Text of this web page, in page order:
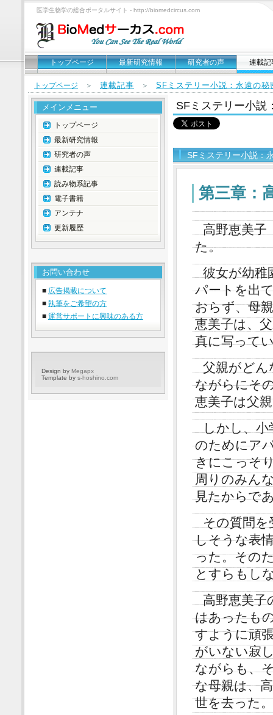
医学生物学の総合ポータルサイト - http://biomedcircus.com
トップページ 最新研究情報 研究者の声 連載記
トップページ ＞ 連載記事 ＞ SFミステリー小説：永遠の秘
SFミステリー小説
SFミステリー小説：
第三章：
高野恵美子
た。
彼女が幼稚
パートを出
おらず、母
恵美子は、
真に写って
父親がどん
ながらにそ
恵美子は父
しかし、
のためにア
きにこっそ
周りのみん
見たからで
その質問
しそうな表
った。その
とすらもし
高野恵美子
はあったも
すように頑
がいない寂
ながらも、
な母親は、
世を去った。
メインメニュー
トップページ
最新研究情報
研究者の声
連載記事
読み物系記事
電子書籍
アンテナ
更新履歴
お問い合わせ
■ 広告掲載について
■ 執筆をご希望の方
■ 運営サポートに興味のある方
Design by Megapx
Template by s-hoshino.com